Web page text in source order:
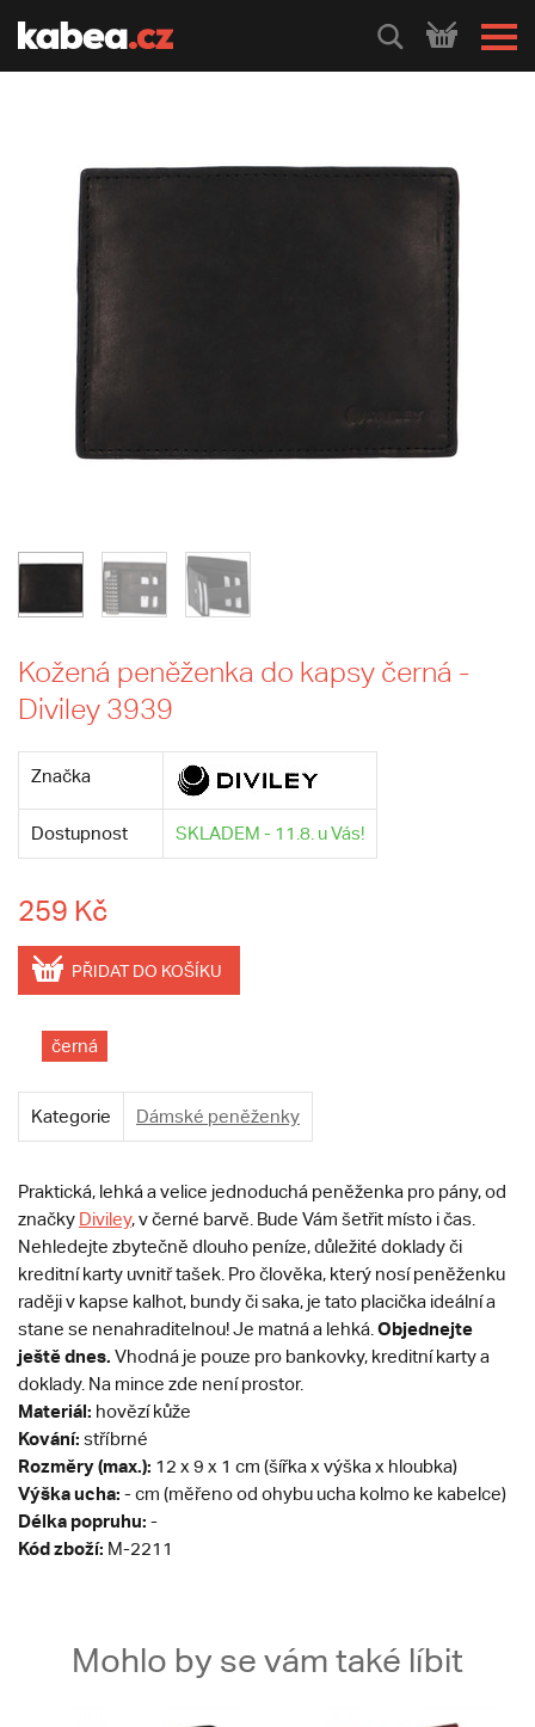
HLEDEJ
Kožená peněženka do kapsy černá -
Diviley 3939
Značka
Dostupnost SKLADEM - 11.8. u Vás!
259 Kč
PŘIDAT DO KOŠÍKU
černá
Kategorie Dámské peněženky
Praktická, lehká a velice jednoduchá peněženka pro pány, od
značky Diviley, v černé barvě. Bude Vám šetřit místo i čas.
Nehledejte zbytečně dlouho peníze, důležité doklady či
kreditní karty uvnitř tašek. Pro člověka, který nosí peněženku
raději v kapse kalhot, bundy či saka, je tato placička ideální a
stane se nenahraditelnou! Je matná a lehká. Objednejte
ještě dnes. Vhodná je pouze pro bankovky, kreditní karty a
doklady. Na mince zde není prostor.
Materiál: hovězí kůže
Kování: stříbrné
Rozměry (max.): 12 x 9 x 1 cm (šířka x výška x hloubka)
Výška ucha: - cm (měřeno od ohybu ucha kolmo ke kabelce)
Délka popruhu: -
Kód zboží: M-2211
Mohlo by se vám také líbit